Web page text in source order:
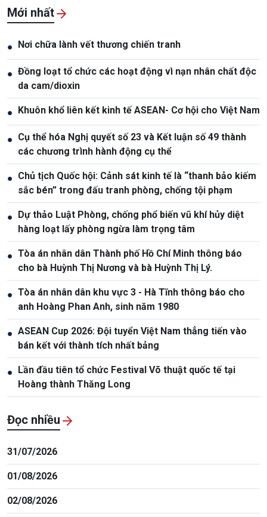
Mới nhất
● Nơi chữa lành vết thương chiến tranh
● Đồng loạt tổ chức các hoạt động vì nạn nhân chất độc
da cam/dioxin
● Khuôn khổ liên kết kinh tế ASEAN- Cơ hội cho Việt Nam
● Cụ thể hóa Nghị quyết số 23 và Kết luận số 49 thành
các chương trình hành động cụ thể
● Chủ tịch Quốc hội: Cảnh sát kinh tế là “thanh bảo kiếm
sắc bén” trong đấu tranh phòng, chống tội phạm
● Dự thảo Luật Phòng, chống phổ biến vũ khí hủy diệt
hàng loạt lấy phòng ngừa làm trọng tâm
● Tòa án nhân dân Thành phố Hồ Chí Minh thông báo
cho bà Huỳnh Thị Nương và bà Huỳnh Thị Lý.
● Tòa án nhân dân khu vực 3 - Hà Tĩnh thông báo cho
anh Hoàng Phan Anh, sinh năm 1980
● ASEAN Cup 2026: Đội tuyển Việt Nam thẳng tiến vào
bán kết với thành tích nhất bảng
● Lần đầu tiên tổ chức Festival Võ thuật quốc tế tại
Hoàng thành Thăng Long
Đọc nhiều
31/07/2026
01/08/2026
02/08/2026